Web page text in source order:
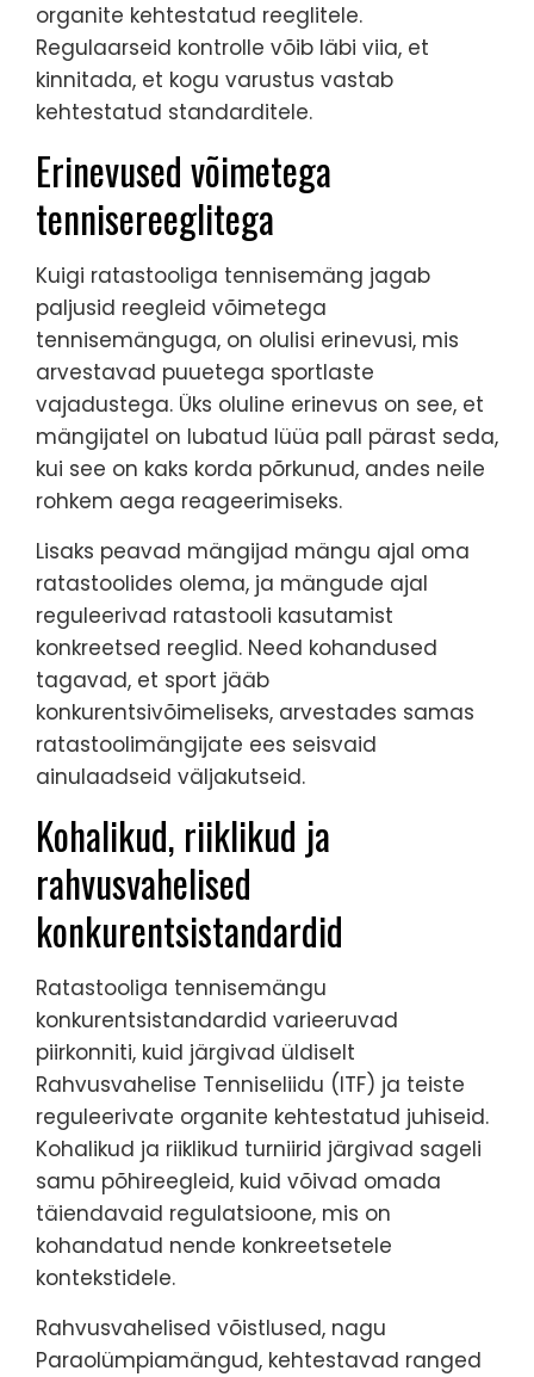
organite kehtestatud reeglitele.
Regulaarseid kontrolle võib läbi viia, et
kinnitada, et kogu varustus vastab
kehtestatud standarditele.
Erinevused võimetega
tennisereeglitega
Kuigi ratastooliga tennisemäng jagab
paljusid reegleid võimetega
tennisemänguga, on olulisi erinevusi, mis
arvestavad puuetega sportlaste
vajadustega. Üks oluline erinevus on see, et
mängijatel on lubatud lüüa pall pärast seda,
kui see on kaks korda põrkunud, andes neile
rohkem aega reageerimiseks.
Lisaks peavad mängijad mängu ajal oma
ratastoolides olema, ja mängude ajal
reguleerivad ratastooli kasutamist
konkreetsed reeglid. Need kohandused
tagavad, et sport jääb
konkurentsivõimeliseks, arvestades samas
ratastoolimängijate ees seisvaid
ainulaadseid väljakutseid.
Kohalikud, riiklikud ja
rahvusvahelised
konkurentsistandardid
Ratastooliga tennisemängu
konkurentsistandardid varieeruvad
piirkonniti, kuid järgivad üldiselt
Rahvusvahelise Tenniseliidu (ITF) ja teiste
reguleerivate organite kehtestatud juhiseid.
Kohalikud ja riiklikud turniirid järgivad sageli
samu põhireegleid, kuid võivad omada
täiendavaid regulatsioone, mis on
kohandatud nende konkreetsetele
kontekstidele.
Rahvusvahelised võistlused, nagu
Paraolümpiamängud, kehtestavad ranged